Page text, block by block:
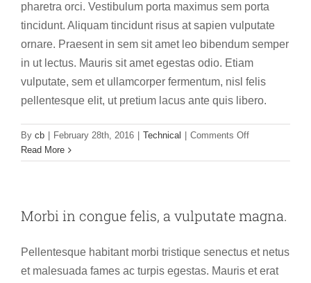
pharetra orci. Vestibulum porta maximus sem porta
tincidunt. Aliquam tincidunt risus at sapien vulputate
ornare. Praesent in sem sit amet leo bibendum semper
in ut lectus. Mauris sit amet egestas odio. Etiam
vulputate, sem et ullamcorper fermentum, nisl felis
pellentesque elit, ut pretium lacus ante quis libero.
By cb February 28th, 2016 Technical Comments Offon
eu
tristique
quam.
Read More
Morbi in congue felis, a vulputate magna.
Pellentesque habitant morbi tristique senectus et netus
et malesuada fames ac turpis egestas. Mauris et erat